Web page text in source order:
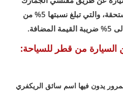
وتحصيل الرسوم الجمركية المستحقة، والتي تبلغ نسبتها 5% من
السيارة من قطر للسياحة:
يدون فيها اسم سائق الريكفري